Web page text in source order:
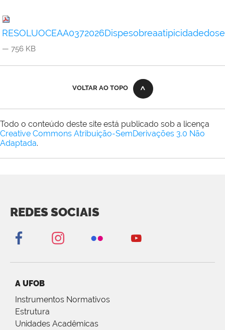
— 756 KB
VOLTAR AO TOPO
Todo o conteúdo deste site está publicado sob a licença
Creative Commons Atribuição-SemDerivações 3.0 Não
Adaptada.
REDES SOCIAIS
A UFOB
Instrumentos Normativos
Estrutura
Unidades Acadêmicas